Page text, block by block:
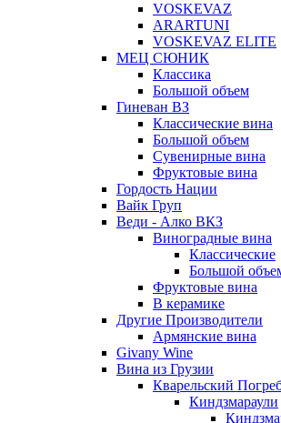
VOSKEVAZ
ARARTUNI
VOSKEVAZ ELITE
МЕЦ СЮНИК
Классика
Большой объем
Гиневан ВЗ
Классические вина
Большой объем
Сувенирные вина
Фруктовые вина
Гордость Нации
Вайк Груп
Веди - Алко ВКЗ
Виноградные вина
Классические
Большой
Фруктовые вина
В керамике
Другие Производители
Армянские вина
Givany Wine
Вина из Грузии
Кварельский
Киндзмараули